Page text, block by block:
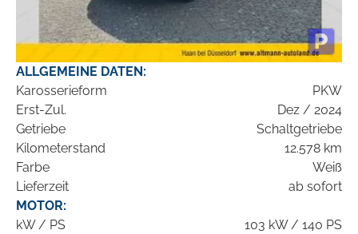
ALLGEMEINE DATEN:
Karosserieform
PKW
Erst-Zul.
Dez / 2024
Getriebe
Schaltgetriebe
Kilometerstand
12.578 km
Farbe
Weiß
Lieferzeit
ab sofort
MOTOR:
kW / PS
103 kW / 140 PS